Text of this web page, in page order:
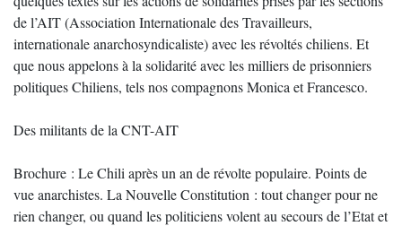
de l’AIT (Association Internationale des Travailleurs,
internationale anarchosyndicaliste) avec les révoltés chiliens. Et
que nous appelons à la solidarité avec les milliers de prisonniers
politiques Chiliens, tels nos compagnons Monica et Francesco.
Des militants de la CNT-AIT
Brochure : Le Chili après un an de révolte populaire. Points de
vue anarchistes. La Nouvelle Constitution : tout changer pour ne
rien changer, ou quand les politiciens volent au secours de l’Etat et